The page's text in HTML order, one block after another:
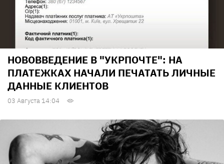
НОВОВВЕДЕНИЕ В "УКРПОЧТЕ": НА
ПЛАТЕЖКАХ НАЧАЛИ ПЕЧАТАТЬ ЛИЧНЫЕ
ДАННЫЕ КЛИЕНТОВ
03 Августа 14:04